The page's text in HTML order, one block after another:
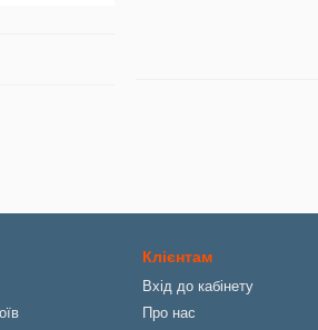
Клієнтам
Вхід до кабінету
Про нас